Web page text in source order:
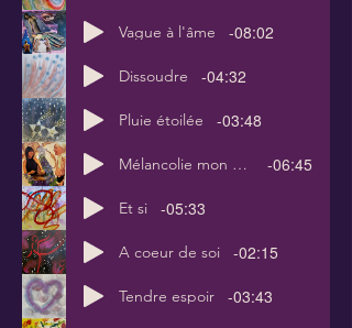
Vague à l'âme -08:02
Dissoudre -04:32
Pluie étoilée -03:48
Mélancolie mon amour -06:45
Et si -05:33
A coeur de soi -02:15
Tendre espoir -03:43